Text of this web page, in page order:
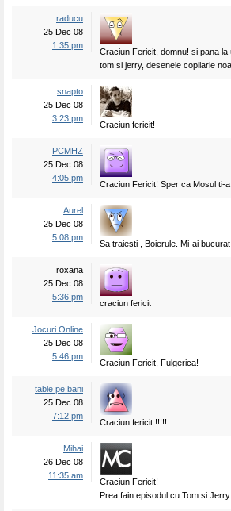
raducu
25 Dec 08
1:35 pm
Craciun Fericit, domnu! si pana
tom si jerry, desenele copilarie
snapto
25 Dec 08
3:23 pm
Craciun fericit!
PCMHZ
25 Dec 08
4:05 pm
Craciun Fericit! Sper ca Mosul ti-
Aurel
25 Dec 08
5:08 pm
Sa traiesti , Boierule. Mi-ai
roxana
25 Dec 08
5:36 pm
craciun fericit
Jocuri Online
25 Dec 08
5:46 pm
Craciun Fericit, Fulgerica!
table pe bani
25 Dec 08
7:12 pm
Craciun fericit !!!!!
Mihai
26 Dec 08
11:35 am
Craciun Fericit!
Prea fain episodul cu Tom si Jerry